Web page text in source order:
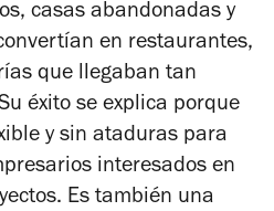
casas abandonadas y
en restaurantes,
que llegaban tan
éxito se explica porque
y sin ataduras para
interesados en
Es también una